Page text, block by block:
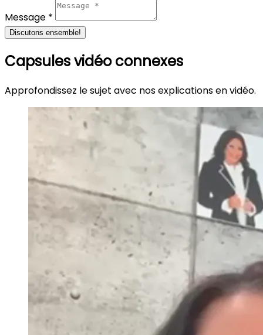
Message *
Discutons ensemble!
Capsules vidéo connexes
Approfondissez le sujet avec nos explications en vidéo.